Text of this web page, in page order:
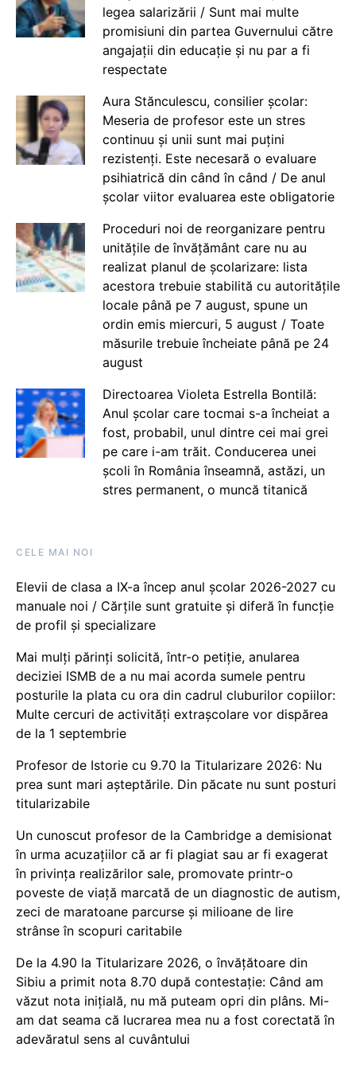
legea salarizării / Sunt mai multe
promisiuni din partea Guvernului către
angajații din educație și nu par a fi
respectate
Aura Stănculescu, consilier școlar:
Meseria de profesor este un stres
continuu și unii sunt mai puțini
rezistenți. Este necesară o evaluare
psihiatrică din când în când / De anul
școlar viitor evaluarea este obligatorie
Proceduri noi de reorganizare pentru
unitățile de învățământ care nu au
realizat planul de școlarizare: lista
acestora trebuie stabilită cu autoritățile
locale până pe 7 august, spune un
ordin emis miercuri, 5 august / Toate
măsurile trebuie încheiate până pe 24
august
Directoarea Violeta Estrella Bontilă:
Anul școlar care tocmai s-a încheiat a
fost, probabil, unul dintre cei mai grei
pe care i-am trăit. Conducerea unei
școli în România înseamnă, astăzi, un
stres permanent, o muncă titanică
CELE MAI NOI
Elevii de clasa a IX-a încep anul școlar 2026-2027 cu
manuale noi / Cărțile sunt gratuite și diferă în funcție
de profil și specializare
Mai mulți părinți solicită, într-o petiție, anularea
deciziei ISMB de a nu mai acorda sumele pentru
posturile la plata cu ora din cadrul cluburilor copiilor:
Multe cercuri de activități extrașcolare vor dispărea
de la 1 septembrie
Profesor de Istorie cu 9.70 la Titularizare 2026: Nu
prea sunt mari așteptările. Din păcate nu sunt posturi
titularizabile
Un cunoscut profesor de la Cambridge a demisionat
în urma acuzațiilor că ar fi plagiat sau ar fi exagerat
în privința realizărilor sale, promovate printr-o
poveste de viață marcată de un diagnostic de autism,
zeci de maratoane parcurse și milioane de lire
strânse în scopuri caritabile
De la 4.90 la Titularizare 2026, o învățătoare din
Sibiu a primit nota 8.70 după contestație: Când am
văzut nota inițială, nu mă puteam opri din plâns. Mi-
am dat seama că lucrarea mea nu a fost corectată în
adevăratul sens al cuvântului